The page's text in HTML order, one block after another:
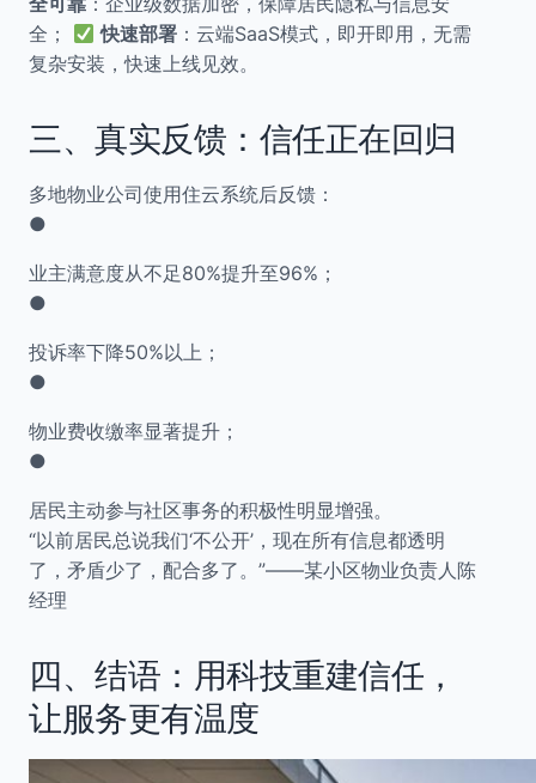
全；
快速部署 ：云端SaaS模式，即开即用，无需
复杂安装，快速上线见效。
三、真实反馈：信任正在回归
多地物业公司使用住云系统后反馈：
●
业主满意度从不足80%提升至96%；
●
投诉率下降50%以上；
●
物业费收缴率显著提升；
●
居民主动参与社区事务的积极性明显增强。
“以前居民总说我们‘不公开’，现在所有信息都透明
了，矛盾少了，配合多了。”——某小区物业负责人陈
经理
四、结语：用科技重建信任，
让服务更有温度